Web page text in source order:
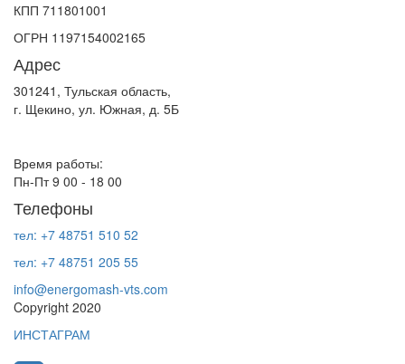
КПП 711801001
ОГРН 1197154002165
Адрес
301241, Тульская область,
г. Щекино, ул. Южная, д. 5Б
Время работы:
Пн-Пт 9 00 - 18 00
Телефоны
тел: +7 48751 510 52
тел: +7 48751 205 55
info@energomash-vts.com
Copyright 2020
ИНСТАГРАМ